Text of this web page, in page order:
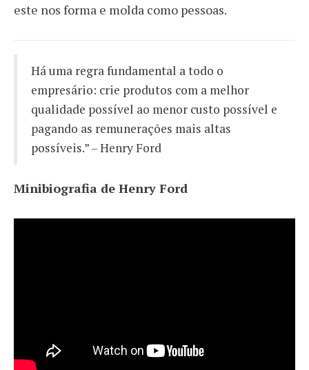
este nos forma e molda como pessoas.
Há uma regra fundamental a todo o
empresário: crie produtos com a melhor
qualidade possível ao menor custo possível e
pagando as remunerações mais altas
possíveis.” – Henry Ford
Minibiografia de Henry Ford